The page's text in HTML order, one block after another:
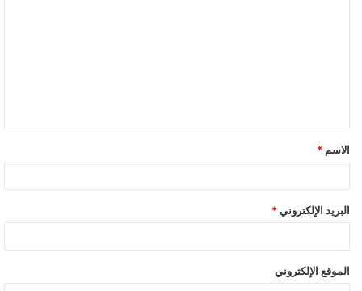
ق
*
الاسم *
البريد الإلكتروني *
الموقع الإلكتروني